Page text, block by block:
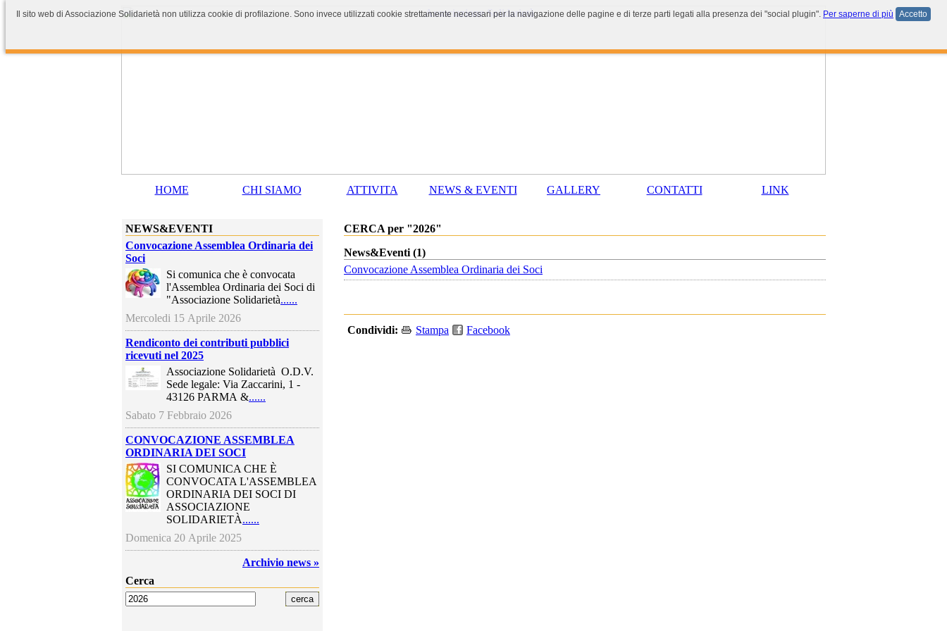
HOME CHI SIAMO ATTIVITA NEWS & EVENTI GALLERY CONTATTI LINK
NEWS&EVENTI
Convocazione Assemblea Ordinaria dei
Soci
Si comunica che è convocata
l'Assemblea Ordinaria dei Soci di
"Associazione Solidarietà......
Mercoledi 15 Aprile 2026
Rendiconto dei contributi pubblici
ricevuti nel 2025
Associazione Solidarietà O.D.V.
Sede legale: Via Zaccarini, 1 -
43126 PARMA &......
Sabato 7 Febbraio 2026
CONVOCAZIONE ASSEMBLEA
ORDINARIA DEI SOCI
SI COMUNICA CHE È
CONVOCATA L'ASSEMBLEA
ORDINARIA DEI SOCI DI
ASSOCIAZIONE
SOLIDARIETÀ......
Domenica 20 Aprile 2025
Archivio news »
Cerca
CERCA per "2026"
News&Eventi (1)
Convocazione Assemblea Ordinaria dei Soci
Condividi: Stampa Facebook
Il sito web di Associazione Solidarietà non utilizza cookie di profilazione. Sono invece utilizzati cookie strettamente necessari per la navigazione delle pagine e di terze parti legati alla presenza dei "social plugin". Per saperne di più Accetto